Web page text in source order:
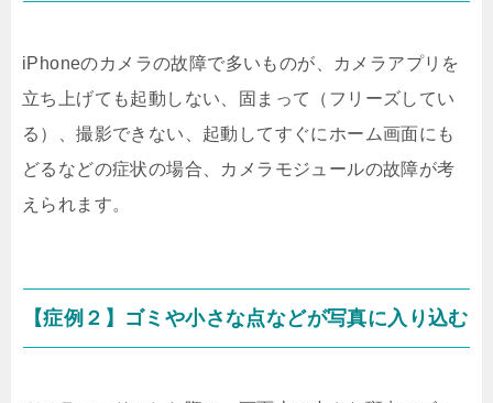
iPhoneのカメラの故障で多いものが、カメラアプリを
立ち上げても起動しない、固まって（フリーズしてい
る）、撮影できない、起動してすぐにホーム画面にも
どるなどの症状の場合、カメラモジュールの故障が考
えられます。
【症例２】ゴミや小さな点などが写真に入り込む